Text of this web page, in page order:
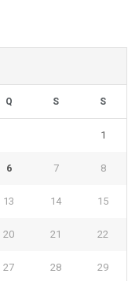
Q S S
1
6 7 8
13 14 15
20 21 22
27 28 29